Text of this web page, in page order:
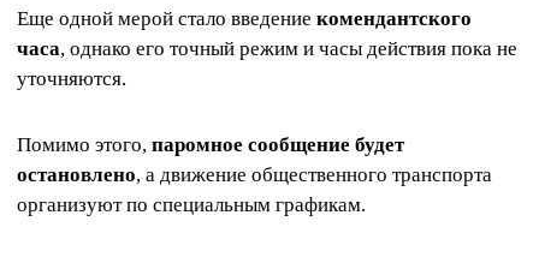
Еще одной мерой стало введение комендантского
часа, однако его точный режим и часы действия пока не
уточняются.
Помимо этого, паромное сообщение будет
остановлено, а движение общественного транспорта
организуют по специальным графикам.